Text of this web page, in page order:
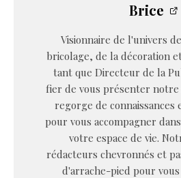
Brice
Visionnaire de l'univers
bricolage, de la décoration
tant que Directeur de la
fier de vous présenter notre
regorge de connaissances
pour vous accompagner
votre espace de vie.
rédacteurs chevronnés et
d'arrache-pied pour